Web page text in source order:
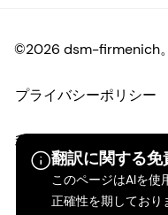
翻訳に関する免
このページはAIを使
正確性を期しており
©2026 dsm-firmenich
プライバシーポリシー
利用規約
ご利用条件